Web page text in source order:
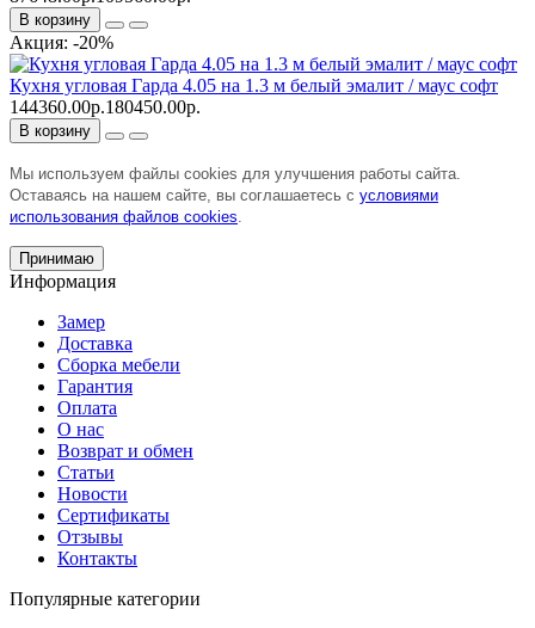
В корзину
Акция: -20%
Кухня угловая Гарда 4.05 на 1.3 м белый эмалит / маус софт
144360.00р.180450.00р.
В корзину
Мы используем файлы cookies для улучшения работы сайта.
Оставаясь на нашем сайте, вы соглашаетесь с условиями
использования файлов cookies.
Принимаю
Информация
Замер
Доставка
Сборка мебели
Гарантия
Оплата
О нас
Возврат и обмен
Статьи
Новости
Сертификаты
Отзывы
Контакты
Популярные категории